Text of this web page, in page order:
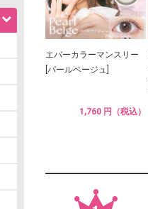
エバーカラーマンスリー
[パールベージュ]
1,760 円（税込）